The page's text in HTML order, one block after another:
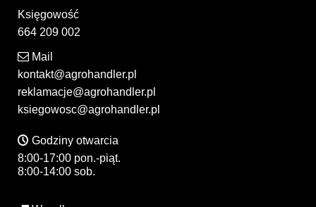
Księgowość
664 209 002
Mail
kontakt@agrohandler.pl
reklamacje@agrohandler.pl
ksiegowosc@agrohandler.pl
Godziny otwarcia
8:00-17:00 pon.-piąt.
8:00-14:00 sob.